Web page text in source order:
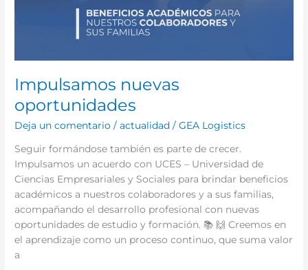
Impulsamos nuevas
oportunidades
Deja un comentario /actualidad /GEA Logistics
Seguir formándose también es parte de crecer.
Impulsamos un acuerdo con UCES – Universidad de
Ciencias Empresariales y Sociales para brindar beneficios
académicos a nuestros colaboradores y a sus familias,
acompañando el desarrollo profesional con nuevas
oportunidades de estudio y formación. 📚 🙌 Creemos en
el aprendizaje como un proceso continuo, que suma valor
a